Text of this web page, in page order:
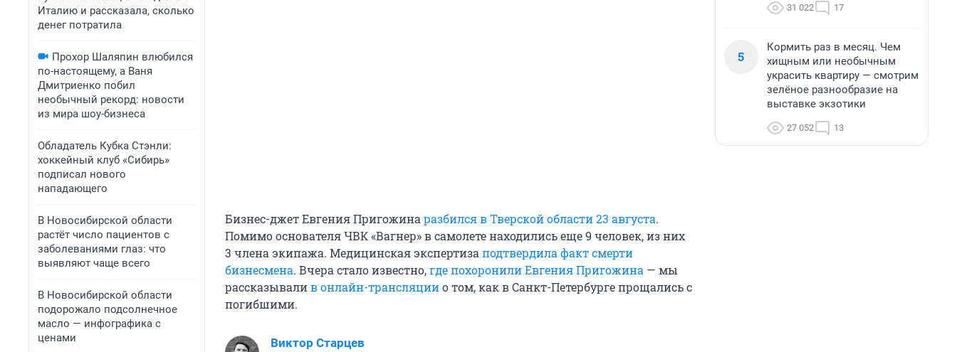
Италию и рассказала, сколько
денег потратила
Прохор Шаляпин влюбился
по-настоящему, а Ваня
Дмитриенко побил
необычный рекорд: новости
из мира шоу-бизнеса
Обладатель Кубка Стэнли:
хоккейный клуб «Сибирь»
подписал нового
нападающего
В Новосибирской области
растёт число пациентов с
заболеваниями глаз: что
выявляют чаще всего
В Новосибирской области
подорожало подсолнечное
масло — инфографика с
ценами
Бизнес-джет Евгения Пригожина разбился в Тверской области 23 августа.
Помимо основателя ЧВК «Вагнер» в самолете находились еще 9 человек, из них
3 члена экипажа. Медицинская экспертиза подтвердила факт смерти
бизнесмена. Вчера стало известно,где похоронили Евгения Пригожина — мы
рассказывалив онлайн-трансляциио том, как в Санкт-Петербурге прощались с
погибшими.
Виктор Старцев
31 022 17
5
Кормить раз в месяц. Чем
хищным или необычным
украсить квартиру — смотрим
зелёное разнообразие на
выставке экзотики
27 052 13